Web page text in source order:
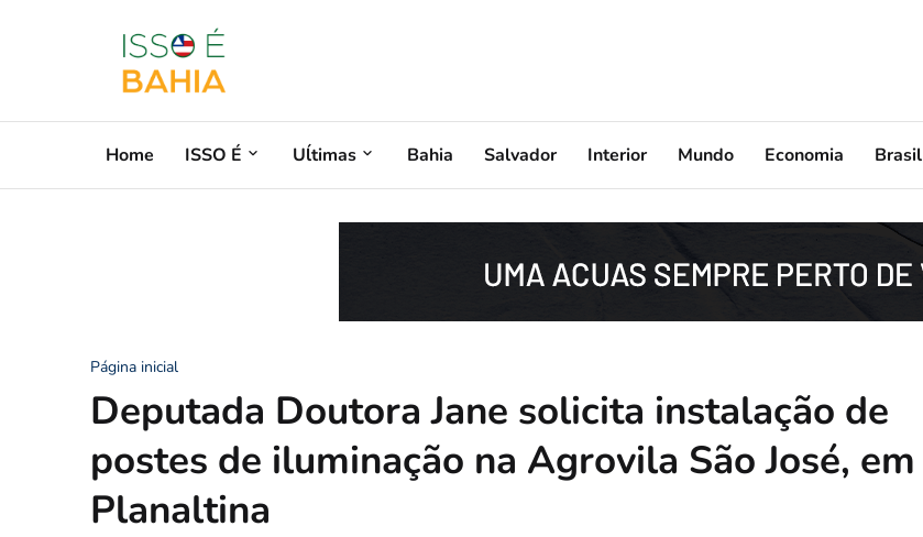
Home ISSO É Uĺtimas Bahia Salvador Interior Mundo Economia Brasil
Página inicial
Deputada Doutora Jane solicita instalação de
postes de iluminação na Agrovila São José, em
Planaltina